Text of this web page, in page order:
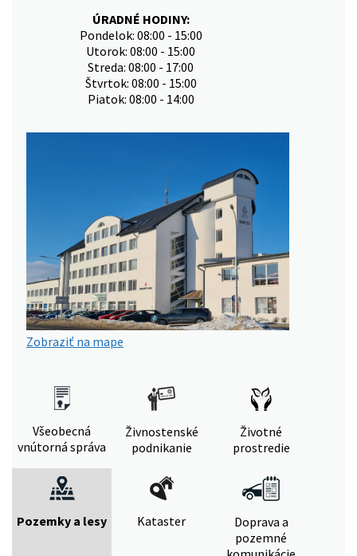
ÚRADNÉ HODINY:
Pondelok: 08:00 - 15:00
Utorok: 08:00 - 15:00
Streda: 08:00 - 17:00
Štvrtok: 08:00 - 15:00
Piatok: 08:00 - 14:00
Zobraziť na mape
Všeobecná
vnútorná správa
Živnostenské
podnikanie
Životné
prostredie
Pozemky a lesy Kataster
Doprava a
pozemné